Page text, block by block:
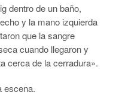
dentro de un baño,
y la mano izquierda
que la sangre
cuando llegaron y
cerca de la cerradura».
escena.